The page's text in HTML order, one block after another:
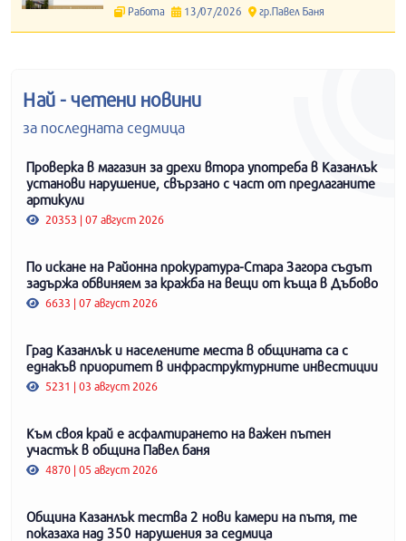
Работа 13/07/2026 гр.Павел Баня
Най - четени новини
за последната седмица
Проверка в магазин за дрехи втора употреба в Казанлък
установи нарушение, свързано с част от предлаганите
артикули
20353 | 07 август 2026
По искане на Районна прокуратура-Стара Загора съдът
задържа обвиняем за кражба на вещи от къща в Дъбово
6633 | 07 август 2026
Град Казанлък и населените места в общината са с
еднакъв приоритет в инфраструктурните инвестиции
5231 | 03 август 2026
Към своя край е асфалтирането на важен пътен
участък в община Павел баня
4870 | 05 август 2026
Община Казанлък тества 2 нови камери на пътя, те
показаха над 350 нарушения за седмица